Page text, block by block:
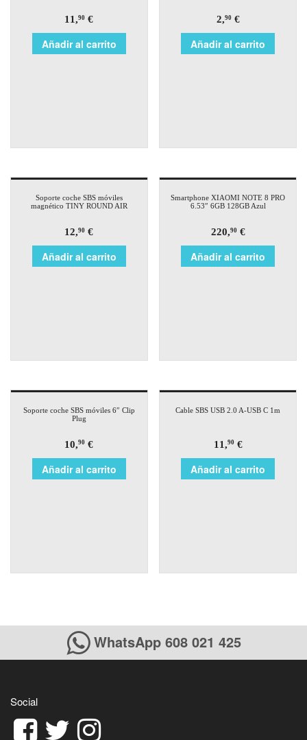
11,90 €
Añadir al carrito
2,90€
Añadir al carrito
Soporte coche SBS móviles
magnético TINY ROUND AIR
12,90 €
Añadir al carrito
Smartphone XIAOMI NOTE 8 PRO
6.53″ 6GB 128GB Azul
220,90€
Añadir al carrito
Soporte coche SBS móviles 6″ Clip
Plug
10,90 €
Añadir al carrito
Cable SBS USB 2.0 A-USB C 1m
11,90€
Añadir al carrito
WhatsApp 608 021 425
Social